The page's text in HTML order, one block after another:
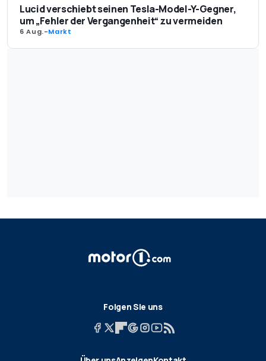
Lucid verschiebt seinen Tesla-Model-Y-Gegner,
um „Fehler der Vergangenheit“ zu vermeiden
6 Aug.-Markt
Folgen Sie uns